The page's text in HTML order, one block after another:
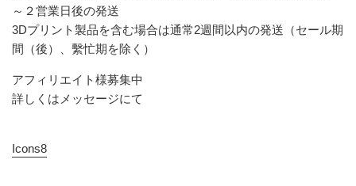
～２営業日後の発送
3Dプリント製品を含む場合は通常2週間以内の発送（セール期
間（後）、繫忙期を除く）
アフィリエイト様募集中
詳しくはメッセージにて
Icons8